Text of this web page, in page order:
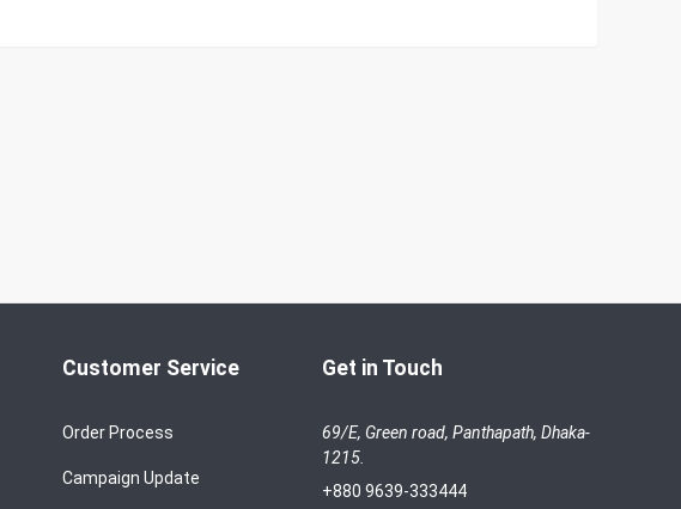
Customer Service
Order Process
Campaign Update
Get in Touch
69/E, Green road, Panthapath, Dhaka-
1215.
+880 9639-333444